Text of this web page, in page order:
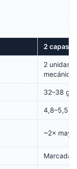
2 capas
2 unidas
32–38 g/
4,8–5,5
~2×
Marcada